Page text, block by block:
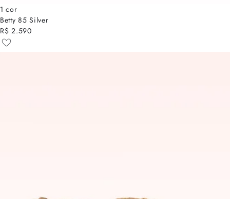
1 cor
Betty 85 Silver
R$ 2.590